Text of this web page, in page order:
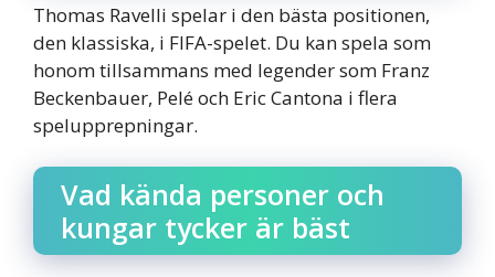
Thomas Ravelli spelar i den bästa positionen,
den klassiska, i FIFA-spelet. Du kan spela som
honom tillsammans med legender som Franz
Beckenbauer, Pelé och Eric Cantona i flera
spelupprepningar.
Vad kända personer och
kungar tycker är bäst